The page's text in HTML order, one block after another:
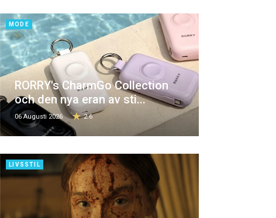
MODE
RORRY's CharmGo Collection
och den nya eran av sti...
06 Augusti 2026 2.6
LIVSSTIL